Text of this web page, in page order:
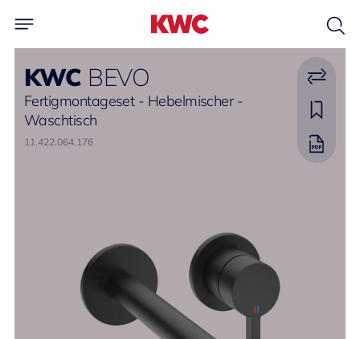
KWC BEVO
Fertigmontageset - Hebelmischer -
Waschtisch
11.422.064.176